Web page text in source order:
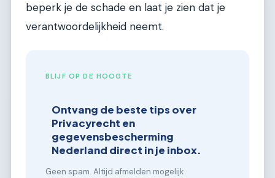
beperk je de schade en laat je zien dat je
verantwoordelijkheid neemt.
BLIJF OP DE HOOGTE
Ontvang de beste tips over
Privacyrecht en
gegevensbescherming
Nederland direct in je inbox.
Geen spam. Altijd afmelden mogelijk.